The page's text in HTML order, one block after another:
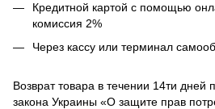
Кредитной картой с помощью
комиссия 2%
Через кассу или терминал
Возврат товара в течении 14ти дней
закона Украины «О защите прав